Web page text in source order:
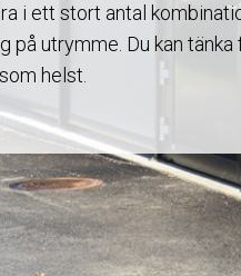
i ett stort antal
på utrymme. Du kan
helst.